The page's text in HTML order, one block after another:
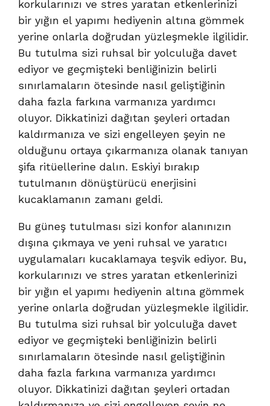
korkularınızı ve stres yaratan etkenlerinizi
bir yığın el yapımı hediyenin altına gömmek
yerine onlarla doğrudan yüzleşmekle ilgilidir.
Bu tutulma sizi ruhsal bir yolculuğa davet
ediyor ve geçmişteki benliğinizin belirli
sınırlamaların ötesinde nasıl geliştiğinin
daha fazla farkına varmanıza yardımcı
oluyor. Dikkatinizi dağıtan şeyleri ortadan
kaldırmanıza ve sizi engelleyen şeyin ne
olduğunu ortaya çıkarmanıza olanak tanıyan
şifa ritüellerine dalın. Eskiyi bırakıp
tutulmanın dönüştürücü enerjisini
kucaklamanın zamanı geldi.
Bu güneş tutulması sizi konfor alanınızın
dışına çıkmaya ve yeni ruhsal ve yaratıcı
uygulamaları kucaklamaya teşvik ediyor. Bu,
korkularınızı ve stres yaratan etkenlerinizi
bir yığın el yapımı hediyenin altına gömmek
yerine onlarla doğrudan yüzleşmekle ilgilidir.
Bu tutulma sizi ruhsal bir yolculuğa davet
ediyor ve geçmişteki benliğinizin belirli
sınırlamaların ötesinde nasıl geliştiğinin
daha fazla farkına varmanıza yardımcı
oluyor. Dikkatinizi dağıtan şeyleri ortadan